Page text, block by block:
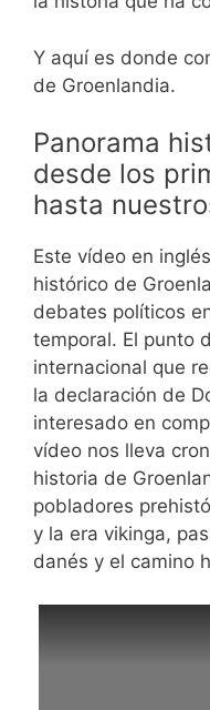
Y aquí es donde
de Groenlandia.
Panorama
desde los
hasta
Este vídeo en
histórico de
debates políticos
temporal. El punto
internacional que
la declaración de
interesado en
vídeo nos lleva
historia de
pobladores
y la era vikinga,
danés y el camino